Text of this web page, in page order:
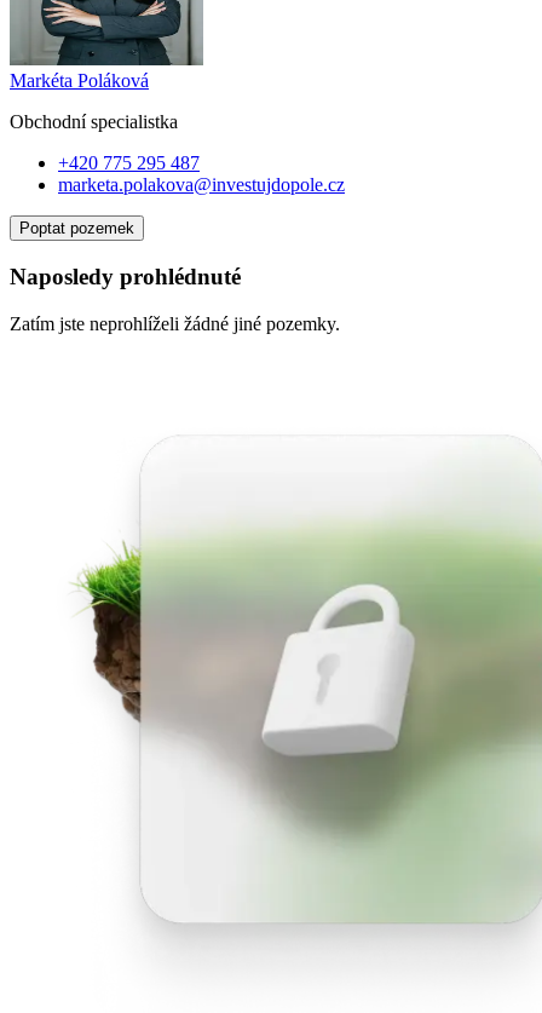
Markéta Poláková
Obchodní specialistka
+420 775 295 487
marketa.polakova@investujdopole.cz
Poptat pozemek
Naposledy prohlédnuté
Zatím jste neprohlíželi žádné jiné pozemky.